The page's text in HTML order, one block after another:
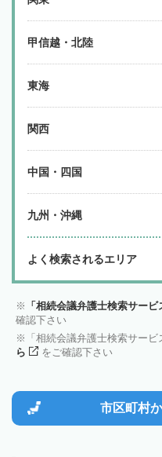
甲信越・北陸
東海
関西
中国・四国
九州・沖縄
よく検索されるエリア
「相続会議弁護士検索サー
確認下さい
「相続会議弁護士検索サー
ら
をご確認下さい
市区町村